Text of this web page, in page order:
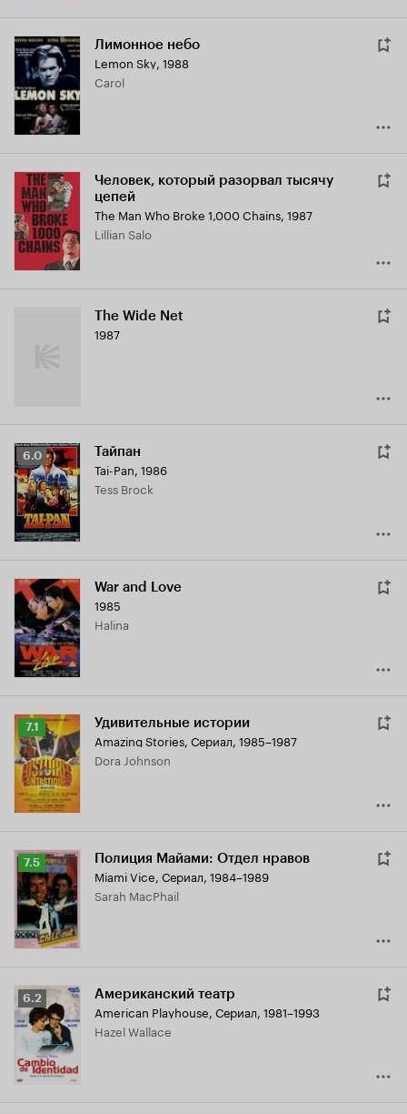
Лимонное небо
Lemon Sky, 1988
Carol
Человек, который разорвал тысячу
цепей
The Man Who Broke 1,000 Chains, 1987
Lillian Salo
The Wide Net
1987
Рейтинг
Кинопоиска
6.0
6.0 Тайпан
Tai-Pan, 1986
Tess Brock
War and Love
1985
Halina
Рейтинг
Кинопоиска
7.1
7.1 Удивительные истории
Amazing Stories, Сериал, 1985–1987
Dora Johnson
Рейтинг
Кинопоиска
7.5
7.5 Полиция Майами: Отдел нравов
Miami Vice, Сериал, 1984–1989
Sarah MacPhail
Рейтинг
Кинопоиска
6.2
6.2 Американский театр
American Playhouse, Сериал, 1981–1993
Hazel Wallace